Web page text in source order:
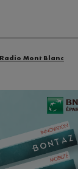
Radio Mont Blanc